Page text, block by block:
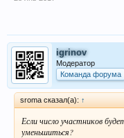
igrinov
Модератор
Команда форума
sroma сказал(а): ↑
Если число участников
уменьшиться?